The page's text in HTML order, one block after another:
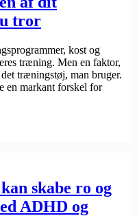
tror
kost og
træning. Men en faktor,
​træningstøj, man bruger.
en markant forskel for
skabe ro og
ADHD og